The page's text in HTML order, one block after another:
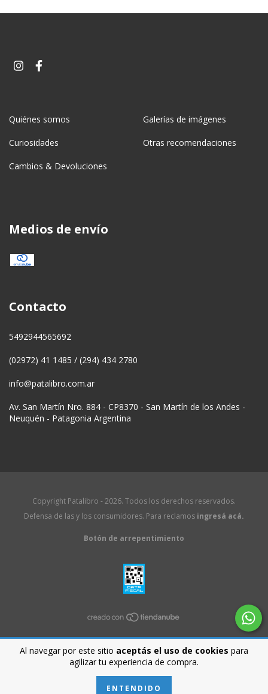
Al navegar por este sitio aceptás el uso de cookies para
agilizar tu experiencia de compra.
ENTENDIDO
Quiénes somos Galerías de imágenes
Curiosidades Otras recomendaciones
Cambios & Devoluciones
Medios de envío
Contacto
5492944565692
(02972) 41 1485 / (294) 434 2780
info@patalibro.com.ar
Av. San Martín Nro. 884 - CP8370 - San Martín de los Andes -
Neuquén - Patagonia Argentina
Copyright Patalibro - 2026. Todos los derechos reservados.
Defensa de las y los consumidores. Para reclamos ingresá acá.
Botón de arrepentimiento